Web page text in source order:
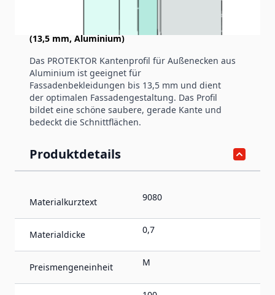
Kantenprofil ohne Schnittkantenüberdeckung
(13,5 mm, Aluminium)
Das PROTEKTOR Kantenprofil für Außenecken aus
Aluminium ist geeignet für
Fassadenbekleidungen bis 13,5 mm und dient
der optimalen Fassadengestaltung. Das Profil
bildet eine schöne saubere, gerade Kante und
bedeckt die Schnittflächen.
Produktdetails
Materialkurztext 9080
Materialdicke 0,7
Preismengeneinheit M